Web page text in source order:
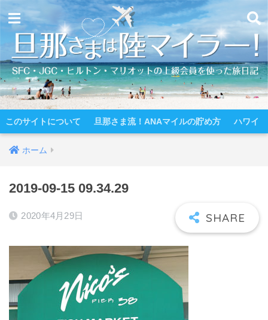
このサイトについて 旦那さま流！ANAマイルの貯め方 ハワイ
ホーム
2019-09-15 09.34.29
2020年4月29日